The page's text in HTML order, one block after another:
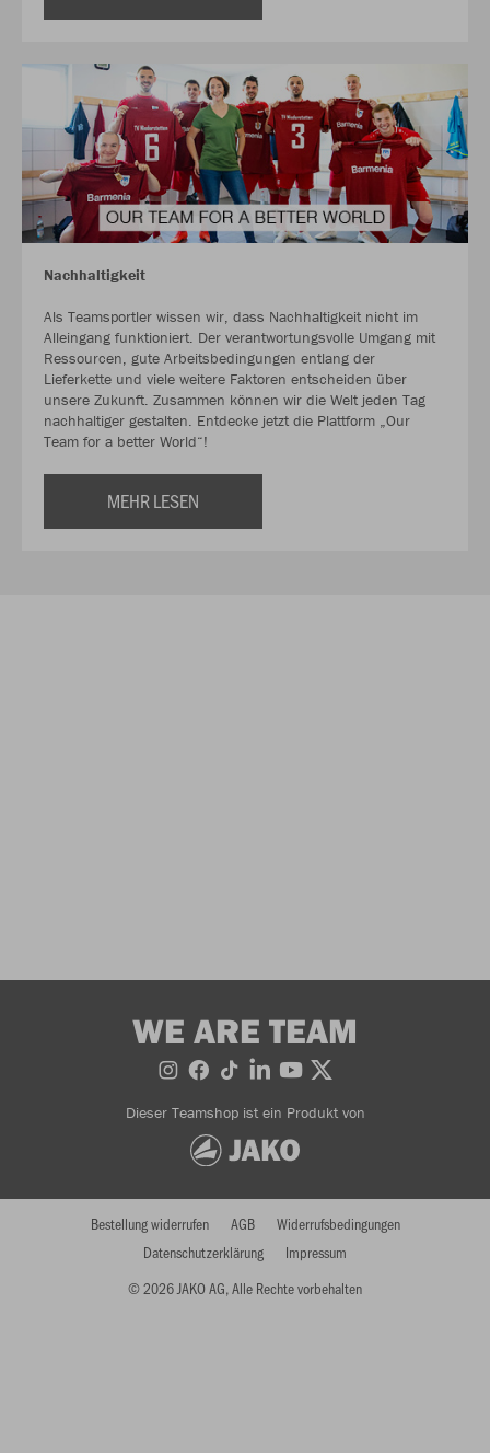
Nachhaltigkeit
Als Teamsportler wissen wir, dass Nachhaltigkeit nicht im
Alleingang funktioniert. Der verantwortungsvolle Umgang mit
Ressourcen, gute Arbeitsbedingungen entlang der
Lieferkette und viele weitere Faktoren entscheiden über
unsere Zukunft. Zusammen können wir die Welt jeden Tag
nachhaltiger gestalten. Entdecke jetzt die Plattform „Our
Team for a better World“!
MEHR LESEN
WE ARE TEAM
Dieser Teamshop ist ein Produkt von
© 2026 JAKO AG, Alle Rechte vorbehalten
Bestellung widerrufen AGB
Widerrufsbedingungen
Datenschutzerklärung
Impressum